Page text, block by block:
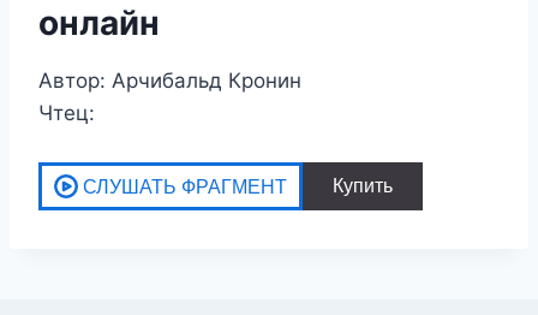
онлайн
Автор: Арчибальд Кронин
Чтец: